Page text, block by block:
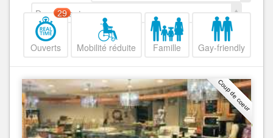
Decroissant
Ouverts
29
Mobilité réduite Famille Gay-friendly
Coup de coeur